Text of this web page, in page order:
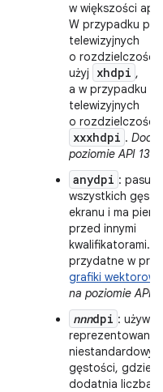
w większości
W przypadku
telewizyjnych
o rozdzielczości
użyj
xhdpi ,
a w przypadku
telewizyjnych
o rozdzielczości
xxxhdpi .
poziomie API 13.
anydpi :
wszystkich
ekranu i ma
przed innymi
kwalifikatorami.
przydatne w
grafiki
na poziomie API
nnndpi :
reprezentowania
gęstości, gdzie
dodatnia liczba